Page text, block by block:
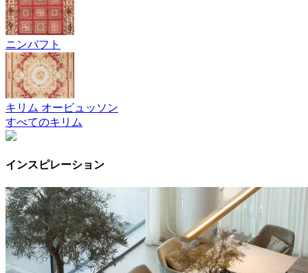
ニンバフト
キリム オービュッソン
すべてのキリム
インスピレーション